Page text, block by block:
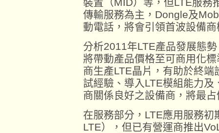
傳輸服務為主，Dongle及
動電話，將會引領首波設備商
分析2011年LTE產品發展態
將帶動產品價格至可商用化
商生產LTE晶片，有助於終
試經驗、導入LTE模組能力
商關係良好之設備商，將最
在服務部分，LTE應用服務
LTE），但已有營運商推出